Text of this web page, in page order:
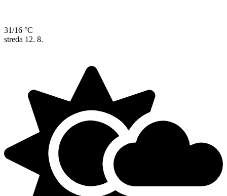
31/16 °C
streda 12. 8.